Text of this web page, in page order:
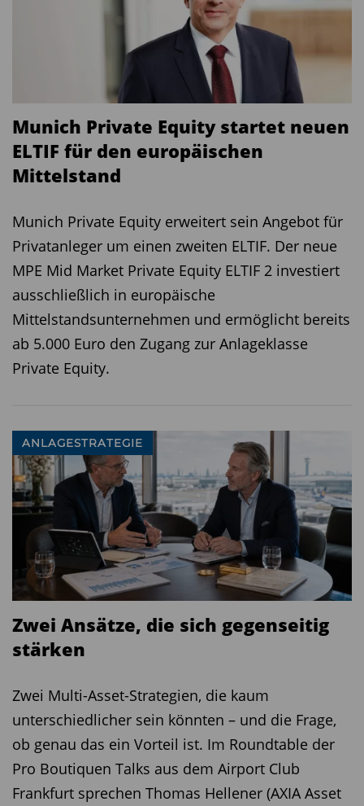
Munich Private Equity startet neuen
ELTIF für den europäischen
Mittelstand
Munich Private Equity erweitert sein Angebot für
Privatanleger um einen zweiten ELTIF. Der neue
MPE Mid Market Private Equity ELTIF 2 investiert
ausschließlich in europäische
Mittelstandsunternehmen und ermöglicht bereits
ab 5.000 Euro den Zugang zur Anlageklasse
Private Equity.
ANLAGESTRATEGIE
Zwei Ansätze, die sich gegenseitig
stärken
Zwei Multi-Asset-Strategien, die kaum
unterschiedlicher sein könnten – und die Frage,
ob genau das ein Vorteil ist. Im Roundtable der
Pro Boutiquen Talks aus dem Airport Club
Frankfurt sprechen Thomas Hellener (AXIA Asset